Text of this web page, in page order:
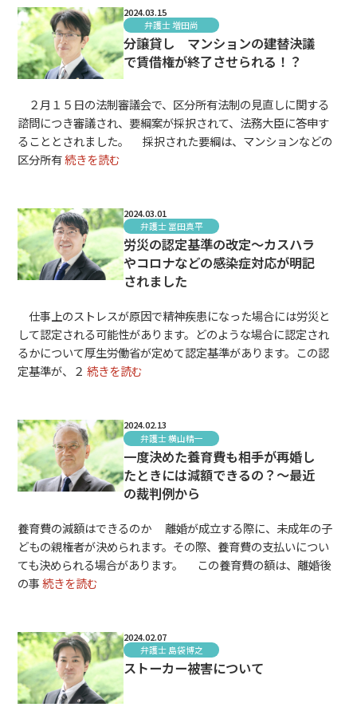
2024.03.15
弁護士 増田尚
分譲貸し マンションの建替決議
で賃借権が終了させられる！？
２月１５日の法制審議会で、区分所有法制の見直しに関する
諮問につき審議され、要綱案が採択されて、法務大臣に答申す
ることとされました。 採択された要綱は、マンションなどの
区分所有続きを読む
2024.03.01
弁護士 冨田真平
労災の認定基準の改定～カスハラ
やコロナなどの感染症対応が明記
されました
仕事上のストレスが原因で精神疾患になった場合には労災と
して認定される可能性があります。どのような場合に認定され
るかについて厚生労働省が定めて認定基準があります。この認
定基準が、２ 続きを読む
2024.02.13
弁護士 横山精一
一度決めた養育費も相手が再婚し
たときには減額できるの？～最近
の裁判例から
養育費の減額はできるのか 離婚が成立する際に、未成年の子
どもの親権者が決められます。その際、養育費の支払いについ
ても決められる場合があります。 この養育費の額は、離婚後
の事続きを読む
2024.02.07
弁護士 島袋博之
ストーカー被害について